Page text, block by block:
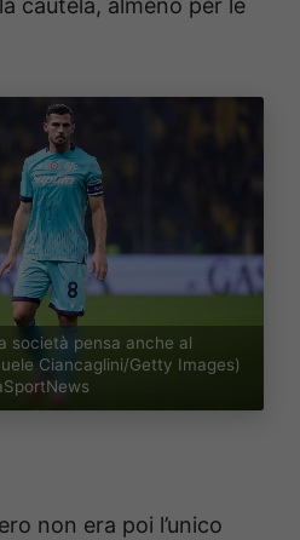
società pensa anche al
Ciancaglini/Getty Images)
non era poi l’unico